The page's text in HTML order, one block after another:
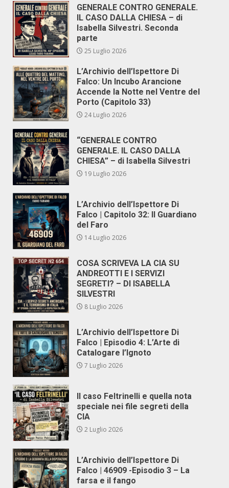
GENERALE CONTRO GENERALE.
IL CASO DALLA CHIESA – di
Isabella Silvestri. Seconda
parte
25 Luglio 2026
L’Archivio dell’Ispettore Di
Falco: Un Incubo Arancione
Accende la Notte nel Ventre del
Porto (Capitolo 33)
24 Luglio 2026
“GENERALE CONTRO
GENERALE. IL CASO DALLA
CHIESA” – di Isabella Silvestri
19 Luglio 2026
L’Archivio dell’Ispettore Di
Falco | Capitolo 32: Il Guardiano
del Faro
14 Luglio 2026
COSA SCRIVEVA LA CIA SU
ANDREOTTI E I SERVIZI
SEGRETI? – DI ISABELLA
SILVESTRI
8 Luglio 2026
L’Archivio dell’Ispettore Di
Falco | Episodio 4: L’Arte di
Catalogare l’Ignoto
7 Luglio 2026
Il caso Feltrinelli e quella nota
speciale nei file segreti della
CIA
2 Luglio 2026
L’Archivio dell’Ispettore Di
Falco | 46909 -Episodio 3 – La
farsa e il fango